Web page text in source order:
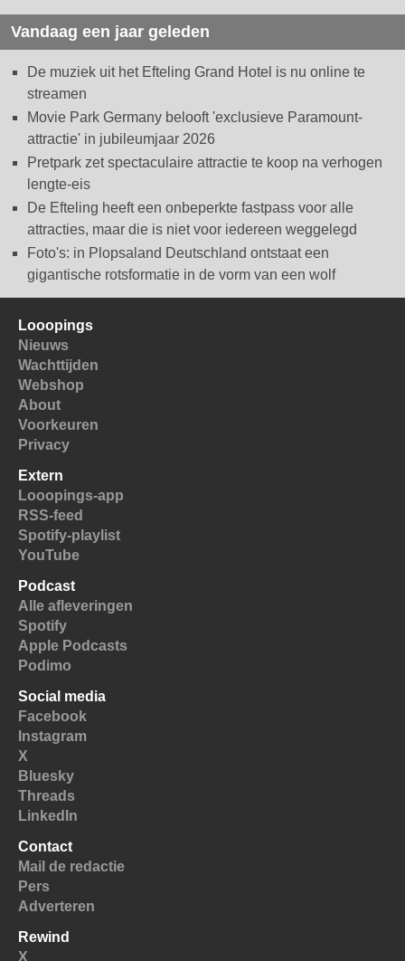
Vandaag een jaar geleden
De muziek uit het Efteling Grand Hotel is nu online te
streamen
Movie Park Germany belooft 'exclusieve Paramount-
attractie' in jubileumjaar 2026
Pretpark zet spectaculaire attractie te koop na verhogen
lengte-eis
De Efteling heeft een onbeperkte fastpass voor alle
attracties, maar die is niet voor iedereen weggelegd
Foto's: in Plopsaland Deutschland ontstaat een
gigantische rotsformatie in de vorm van een wolf
Looopings
Nieuws
Wachttijden
Webshop
About
Voorkeuren
Privacy
Extern
Looopings-app
RSS-feed
Spotify-playlist
YouTube
Podcast
Alle afleveringen
Spotify
Apple Podcasts
Podimo
Social media
Facebook
Instagram
X
Bluesky
Threads
LinkedIn
Contact
Mail de redactie
Pers
Adverteren
Rewind
X